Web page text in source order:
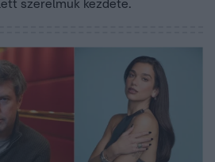
szerelmük kezdete.